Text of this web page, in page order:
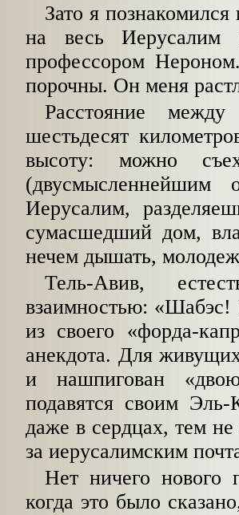
Зато я
на весь Иерусалим
профессором
порочны. Он меня
Расстояние
шестьдесят
высоту: можно
(двусмысленнейшим
Иерусалим,
сумасшедший дом,
нечем дышать,
Тель-Авив,
взаимностью:
из своего «форда-
анекдота. Для
и нашпигован
подавятся своим
даже в сердцах, тем
за иерусалимским
Нет ничего нового
когда это было